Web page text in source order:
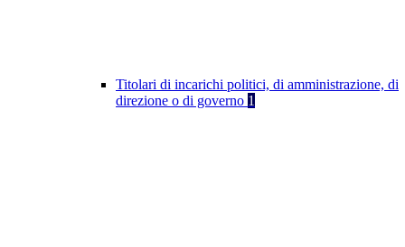
Titolari di incarichi politici, di amministrazione, di
direzione o di governo 1